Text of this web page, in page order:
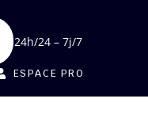
24h/24 – 7j/7
ESPACE PRO